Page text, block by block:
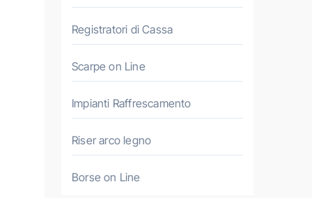
Registratori di Cassa
Scarpe on Line
Impianti Raffrescamento
Riser arco legno
Borse on Line